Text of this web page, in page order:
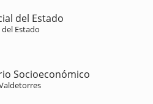
del Estado
Estado
Socioeconómico